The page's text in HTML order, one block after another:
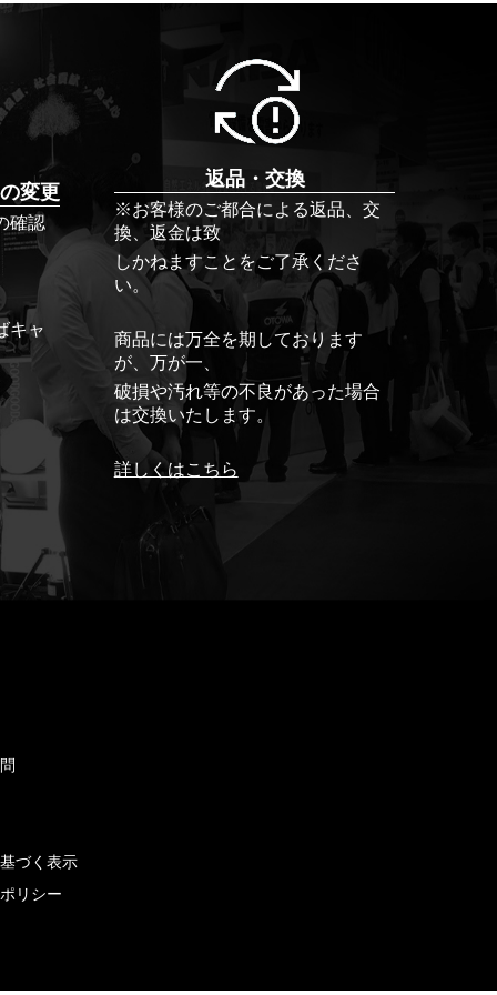
変更
確認
キャ
返品・交換
※お客様のご都合による返品、交
換、返金は致
しかねますことをご了承くださ
い。
商品には万全を期しております
が、万が一、
破損や汚れ等の不良があった場合
は交換いたします。
詳しくはこちら
づく表示
リシー